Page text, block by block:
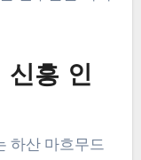
신흥 인
하산 마흐무드